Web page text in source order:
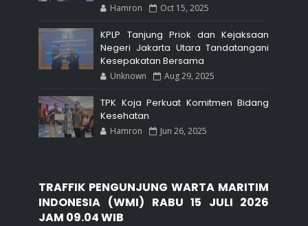
Hamron Oct 15, 2025
KPLP Tanjung Priok dan Kejaksaan
Negeri Jakarta Utara Tandatangani
Kesepakatan Bersama
Unknown Aug 29, 2025
TPK Koja Perkuat Komitmen Bidang
Kesehatan
Hamron Jun 26, 2025
TRAFFIK PENGUNJUNG WARTA MARITIM
INDONESIA (WMI) RABU 15 JULI 2026
JAM 09.04 WIB